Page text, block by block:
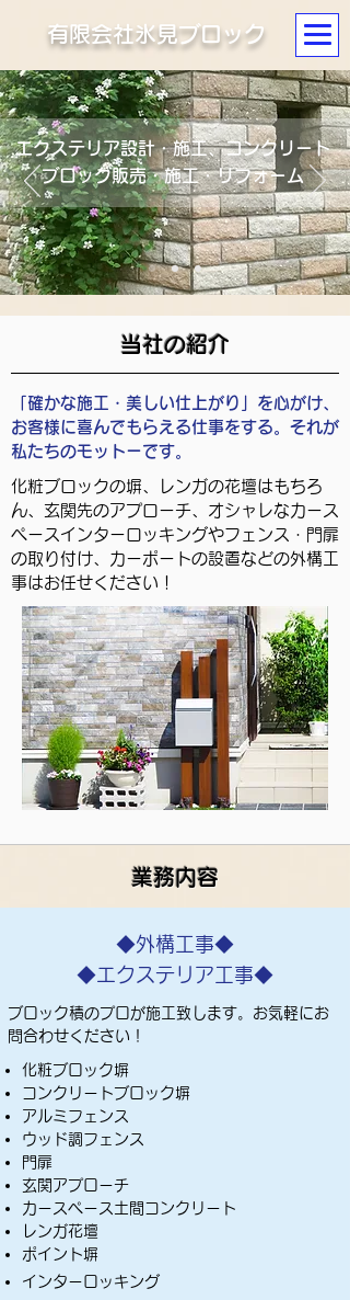
​有限会社氷見ブロック
エクステリア設計・施工、コンクリート
ブロック販売・施工・リフォーム
当社の紹介
「確かな施工・美しい仕上がり」を心がけ、
お客様に喜んでもらえる仕事をする。それが
私たちのモットーです。
化粧ブロックの塀、レンガの花壇はもちろ
ん、玄関先のアプローチ、オシャレなカース
ペースインターロッキングやフェンス・門扉
の取り付け、カーポートの設置などの外構工
事はお任せください！
業務内容
◆外構工事◆
◆エクステリア工事◆
ブロック積のプロが施工致します。お気軽にお
問合わせください！
化粧ブロック塀
コンクリートブロック塀
アルミフェンス
ウッド調フェンス
門扉
玄関アプローチ
カースペース土間コンクリート
レンガ花壇
ポイント塀
インターロッキング